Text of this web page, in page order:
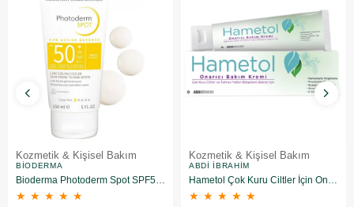
Kozmetik & Kişisel Bakım
BIODERMA
Bioderma Photoderm Spot SPF50+ 150 ml
★ ★ ★ ★ ★
Kozmetik & Kişisel Bakım
ABDI İBRAHIM
Hametol Çok Kuru Ciltler İçin Onarıcı Bakım Kremi 30 g
★ ★ ★ ★ ★